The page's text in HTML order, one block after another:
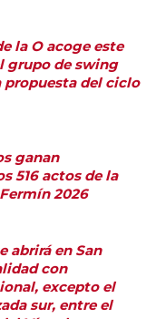
la O acoge este
grupo de swing
del ciclo
ganan
516 actos de la
2026
abrirá en San
con
excepto el
sur, entre el